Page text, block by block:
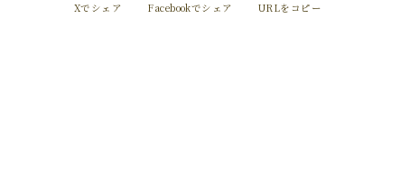
Xでシェア Facebookでシェア URLをコピー